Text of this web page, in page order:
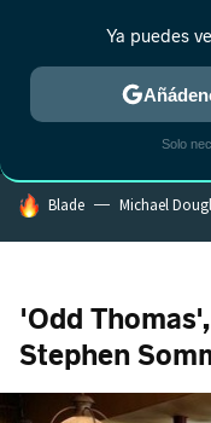
MENÚ
ESTRENOS
HOY SE HABLA DE
Blade Michael
'Odd
Stephen
Ya puedes
Solo